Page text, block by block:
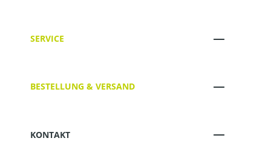
SERVICE
BESTELLUNG & VERSAND
KONTAKT